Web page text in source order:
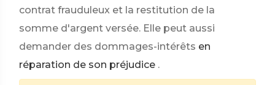
contrat frauduleux et la restitution de la
somme d'argent versée. Elle peut aussi
demander des dommages-intérêts en
réparation de son préjudice .